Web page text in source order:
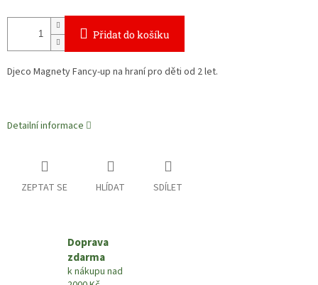
Přidat do košíku
Djeco Magnety Fancy-up na hraní pro děti od 2 let.
Detailní informace
ZEPTAT SE HLÍDAT SDÍLET
Doprava
zdarma
k nákupu nad